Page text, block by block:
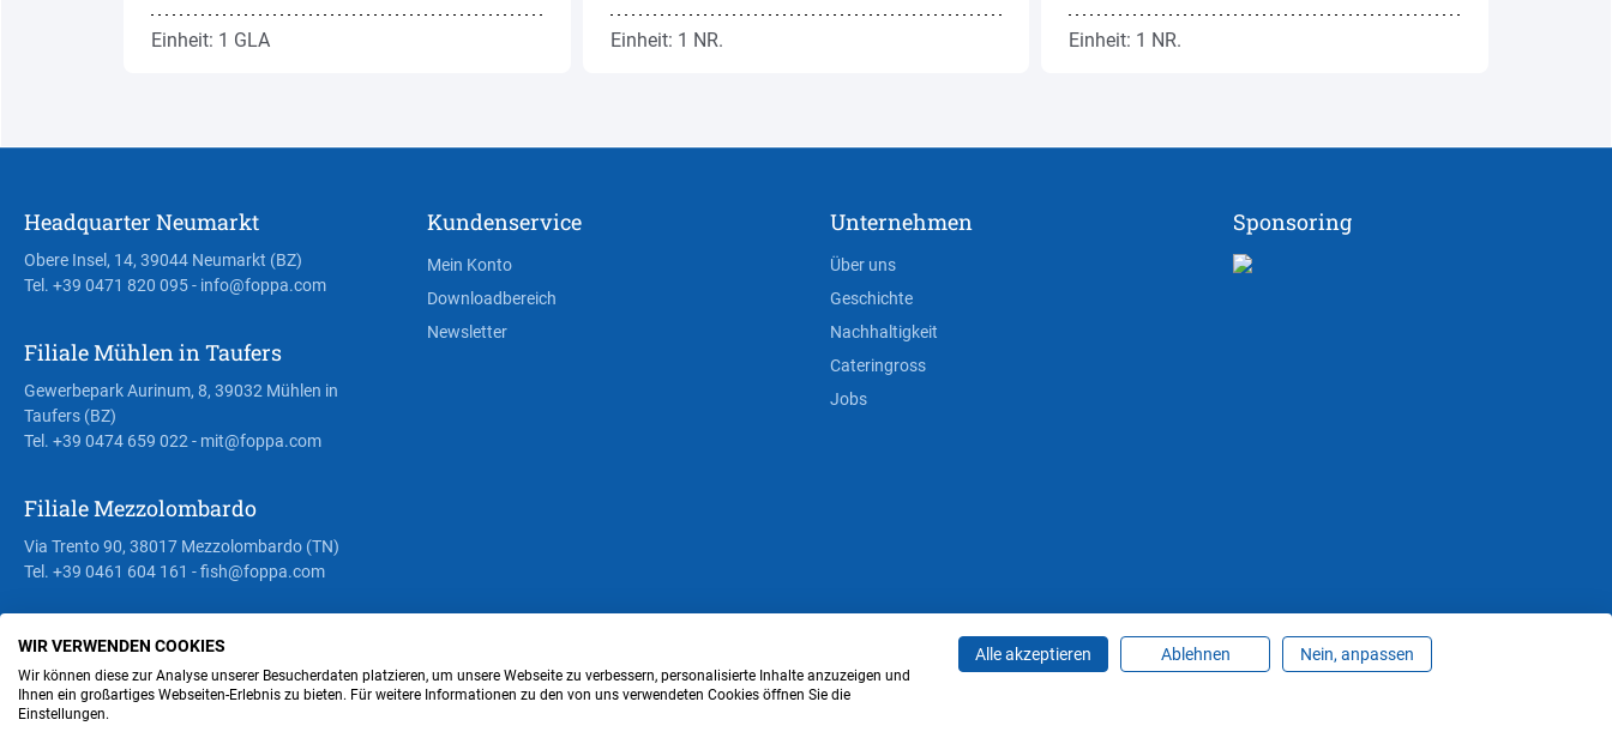
Einheit: 1 GLA Einheit: 1 NR. Einheit: 1 NR.
Headquarter Neumarkt
Obere Insel, 14, 39044 Neumarkt (BZ)
Tel. +39 0471 820 095- info@foppa.com
Filiale Mühlen in Taufers
Gewerbepark Aurinum, 8, 39032 Mühlen in
Taufers (BZ)
Tel. +39 0474 659 022 - mit@foppa.com
Filiale Mezzolombardo
Via Trento 90, 38017 Mezzolombardo (TN)
Tel. +39 0461 604 161 - fish@foppa.com
Kundenservice
Mein Konto
Downloadbereich
Newsletter
Unternehmen
Über uns
Geschichte
Nachhaltigkeit
Cateringross
Jobs
Sponsoring
Steuer- und MwSt.- Nr. IT00676670219 AGB Privacy Policy Impressum
Cookie-Einstellungen ändern
WIR VERWENDEN COOKIES
Wir können diese zur Analyse unserer Besucherdaten platzieren, um unsere Webseite zu verbessern, personalisierte Inhalte anzuzeigen und
Ihnen ein großartiges Webseiten-Erlebnis zu bieten. Für weitere Informationen zu den von uns verwendeten Cookies öffnen Sie die
Einstellungen.
Alle akzeptieren Ablehnen Nein, anpassen